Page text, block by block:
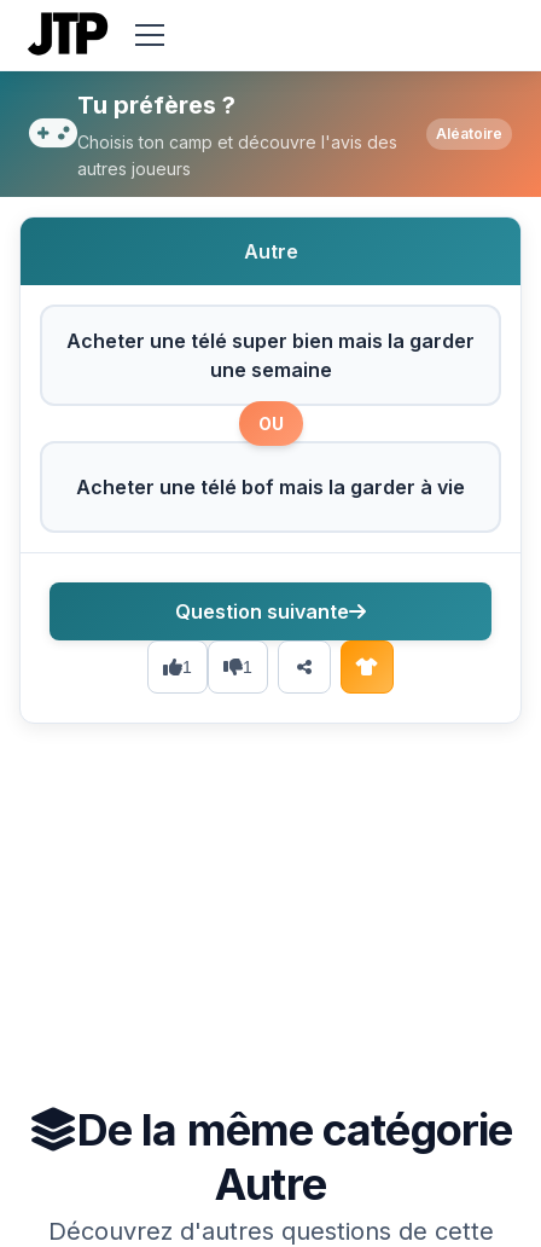
Tu préfères Acheter une télé super bien
Tu préfères ?
Choisis ton camp et découvre l'avis des
autres joueurs
Aléatoire
Autre
Acheter une télé super bien mais la garder
une semaine
OU
Acheter une télé bof mais la garder à vie
1 1
Question suivante
De la même catégorie
Autre
Découvrez d'autres questions de cette